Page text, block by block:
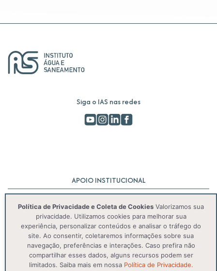
Siga o IAS nas redes
APOIO INSTITUCIONAL
© 2025 IAS. Todos os direitos reservados.
Política de Privacidade e Coleta de Cookies Valorizamos sua
privacidade. Utilizamos cookies para melhorar sua
experiência, personalizar conteúdos e analisar o tráfego do
site. Ao consentir, coletaremos informações sobre sua
navegação, preferências e interações. Caso prefira não
compartilhar esses dados, alguns recursos podem ser
limitados. Saiba mais em nossa Política de Privacidade.